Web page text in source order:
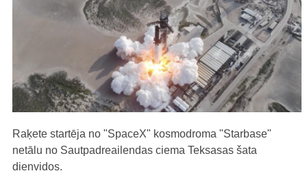
Raķete startēja no "SpaceX" kosmodroma "Starbase"
netālu no Sautpadreailendas ciema Teksasas šata
dienvidos.